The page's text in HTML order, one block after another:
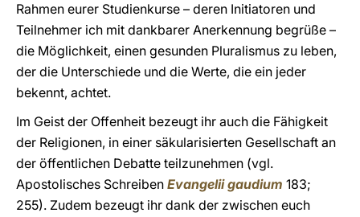
Rahmen eurer Studienkurse – deren Initiatoren und
Teilnehmer ich mit dankbarer Anerkennung begrüße –
die Möglichkeit, einen gesunden Pluralismus zu leben,
der die Unterschiede und die Werte, die ein jeder
bekennt, achtet.
Im Geist der Offenheit bezeugt ihr auch die Fähigkeit
der Religionen, in einer säkularisierten Gesellschaft an
der öffentlichen Debatte teilzunehmen (vgl.
Apostolisches Schreiben Evangelii gaudium 183;
255). Zudem bezeugt ihr dank der zwischen euch